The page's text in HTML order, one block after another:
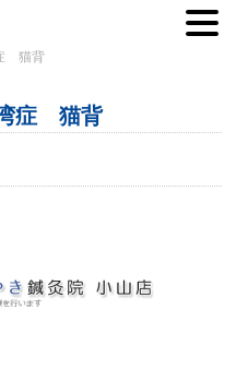
猫背
症 猫背